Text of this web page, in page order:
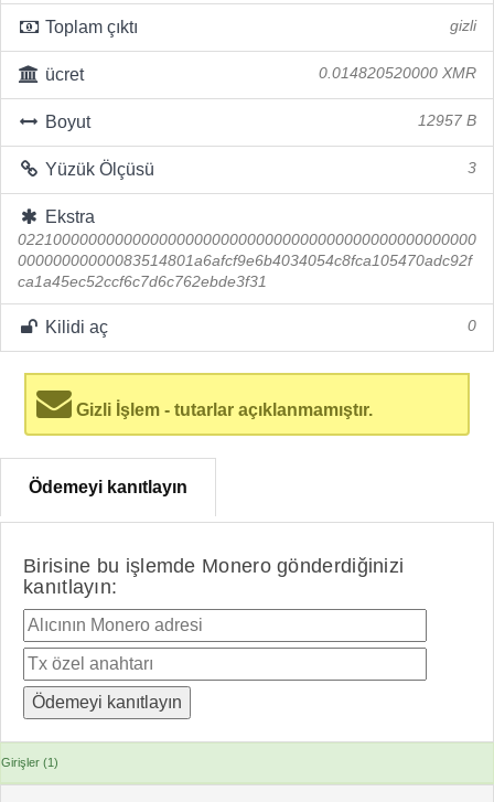
Toplam çıktı gizli
ücret 0.014820520000 XMR
Boyut 12957 B
Yüzük Ölçüsü 3
Ekstra
0221000000000000000000000000000000000000000000000000
00000000000083514801a6afcf9e6b4034054c8fca105470adc92f
ca1a45ec52ccf6c7d6c762ebde3f31
Kilidi aç 0
Gizli İşlem - tutarlar açıklanmamıştır.
Ödemeyi kanıtlayın
Birisine bu işlemde Monero gönderdiğinizi
kanıtlayın:
Girişler (1)